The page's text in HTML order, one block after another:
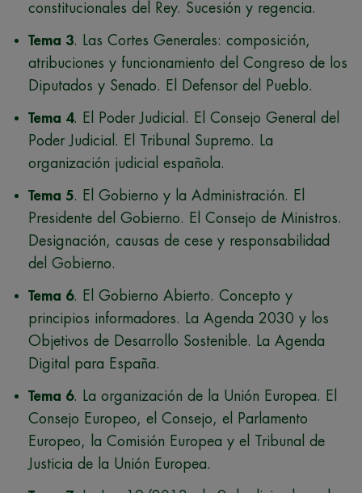
constitucionales del Rey. Sucesión y regencia.
Tema 3 . Las Cortes Generales: composición,
atribuciones y funcionamiento del Congreso de los
Diputados y Senado. El Defensor del Pueblo.
Tema 4. El Poder Judicial. El Consejo General del
Poder Judicial. El Tribunal Supremo. La
organización judicial española.
Tema 5 . El Gobierno y la Administración. El
Presidente del Gobierno. El Consejo de Ministros.
Designación, causas de cese y responsabilidad
del Gobierno.
Tema 6. El Gobierno Abierto. Concepto y
principios informadores. La Agenda 2030 y los
Objetivos de Desarrollo Sostenible. La Agenda
Digital para España.
Tema 6. La organización de la Unión Europea. El
Consejo Europeo, el Consejo, el Parlamento
Europeo, la Comisión Europea y el Tribunal de
Justicia de la Unión Europea.